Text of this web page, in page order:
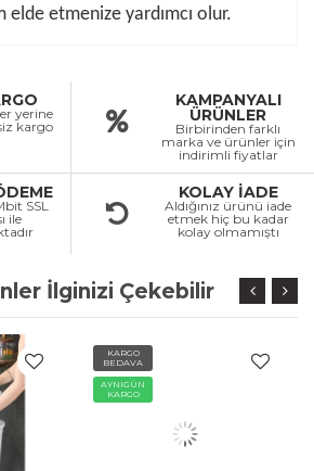
elde etmenize yardımcı olur.
yerine
kargo
KAMPANYALI
ÜRÜNLER
Birbirinden farklı
marka ve ürünler için
indirimli fiyatlar
SSL
ile
KOLAY İADE
Aldığınız ürünü iade
etmek hiç bu kadar
kolay olmamıştı
İlginizi Çekebilir
KARGO
BEDAVA
AYNIGÜN
KARGO